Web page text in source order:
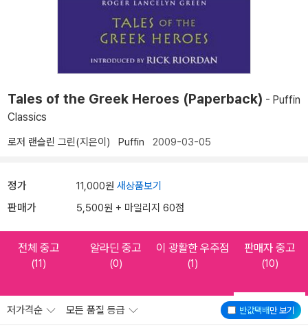
Tales of the Greek Heroes (Paperback) - Puffin
Classics
로저 랜슬린 그린(지은이) Puffin 2009-03-05
정가 11,000원 새상품보기
판매가 5,500원 + 마일리지 60점
전체 중고
(11)
알라딘 중고
(0)
이 광활한 우주점
(1)
판매자 중고
(10)
반값택배만 보기
저가격순 모든 품질 등급